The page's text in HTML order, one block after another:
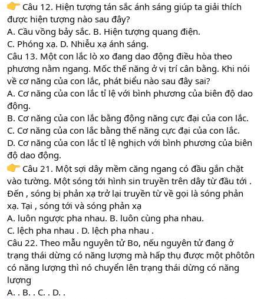
Câu 12. Hiện tượng tán sắc ánh sáng giúp ta giải thích
được hiện tượng nào sau đây?
A. Cầu vồng bảy sắc. B. Hiện tượng quang điện.
C. Phóng xạ. D. Nhiễu xạ ánh sáng.
Câu 13. Một con lắc lò xo đang dao động điều hòa theo
phương nằm ngang. Mốc thế năng ở vị trí cân bằng. Khi nói
về cơ năng của con lắc, phát biểu nào sau đây sai?
A. Cơ năng của con lắc tỉ lệ với bình phương của biên độ dao
động.
B. Cơ năng của con lắc bằng động năng cực đại của con lắc.
C. Cơ năng của con lắc bằng thế năng cực đại của con lắc.
D. Cơ năng của con lắc tỉ lệ nghịch với bình phương của biên
độ dao động.
Câu 21. Một sợi dây mềm căng ngang có đầu gắn chặt
vào tường. Một sóng tới hình sin truyền trên dây từ đầu tới .
Đến , sóng bị phản xạ trở lại truyền từ về gọi là sóng phản
xạ. Tại , sóng tới và sóng phản xạ
A. luôn ngược pha nhau. B. luôn cùng pha nhau.
C. lệch pha nhau . D. lệch pha nhau .
Câu 22. Theo mẫu nguyên tử Bo, nếu nguyên tử đang ở
trạng thái dừng có năng lượng mà hấp thụ được một phôtôn
có năng lượng thì nó chuyển lên trạng thái dừng có năng
lượng
A. . B. . C. . D. .